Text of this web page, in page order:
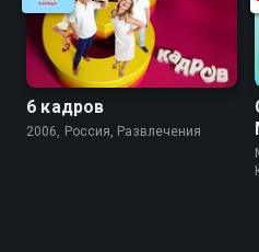
6 кадров
2006, Россия, Развлечения